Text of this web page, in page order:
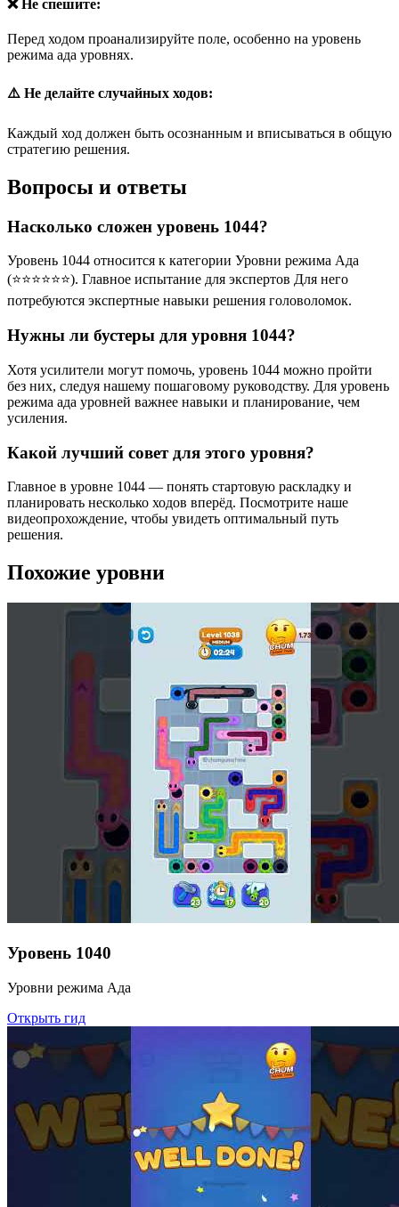
❌ Не спешите:
Перед ходом проанализируйте поле, особенно на уровень
режима ада уровнях.
⚠️ Не делайте случайных ходов:
Каждый ход должен быть осознанным и вписываться в общую
стратегию решения.
Вопросы и ответы
Насколько сложен уровень 1044?
Уровень 1044 относится к категории Уровни режима Ада
(⭐⭐⭐⭐⭐⭐). Главное испытание для экспертов Для него
потребуются экспертные навыки решения головоломок.
Нужны ли бустеры для уровня 1044?
Хотя усилители могут помочь, уровень 1044 можно пройти
без них, следуя нашему пошаговому руководству. Для уровень
режима ада уровней важнее навыки и планирование, чем
усиления.
Какой лучший совет для этого уровня?
Главное в уровне 1044 — понять стартовую раскладку и
планировать несколько ходов вперёд. Посмотрите наше
видеопрохождение, чтобы увидеть оптимальный путь
решения.
Похожие уровни
Уровень 1040
Уровни режима Ада
Открыть гид